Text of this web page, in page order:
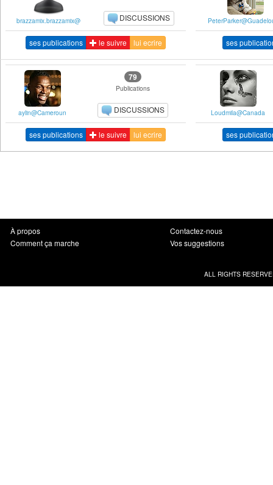
brazzamix.brazzamix@ DISCUSSIONS
ses publications le suivre lui ecrire ses
aylin@Cameroun
79
Publications
DISCUSSIONS
ses publications le suivre lui ecrire
Loudmila@Canada
ses
À propos
Comment ça marche
Contactez-nous
Vos suggestions
ALL RIGHTS